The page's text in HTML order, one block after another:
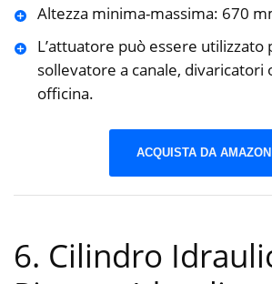
Altezza minima-massima: 670
L’attuatore può essere
sollevatore a canale, divaricatori
officina.
ACQUISTA DA AMAZON
6. Cilindro